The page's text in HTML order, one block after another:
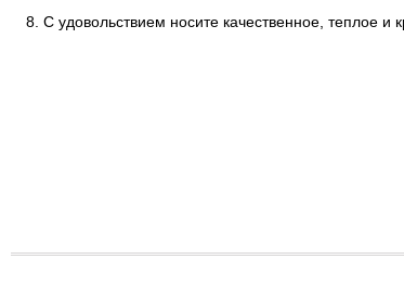
С удовольствием носите качественное, теплое и